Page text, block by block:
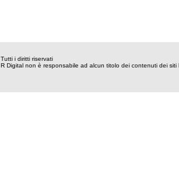
Tutti i diritti riservati
R Digital non è responsabile ad alcun titolo dei contenuti dei siti